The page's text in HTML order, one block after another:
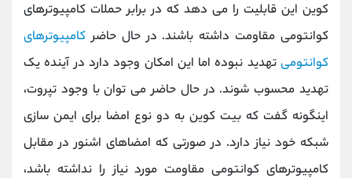
کوین این قابلیت را می دهد که در برابر حملات کامپیوترهای
کوانتومی مقاومت داشته باشند. در حال حاضر کامپیوترهای
کوانتومی تهدید نبوده اما این امکان وجود دارد در آینده یک
تهدید محسوب شوند. در حال حاضر می توان با وجود تپروت،
اینگونه گفت که بیت کوین به دو نوع امضا برای ایمن سازی
شبکه خود نیاز دارد. در صورتی که امضاهای اشنور در مقابل
کامپیوترهای کوانتومی مقاومت مورد نیاز را نداشته باشد،